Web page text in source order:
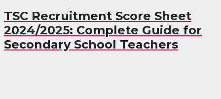
TSC Recruitment Score Sheet
2024/2025: Complete Guide for
Secondary School Teachers